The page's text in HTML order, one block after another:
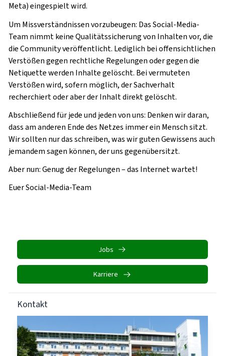
Meta) eingespielt wird.
Um Missverständnissen vorzubeugen: Das Social-Media-
Team nimmt keine Qualitätssicherung von Inhalten vor, die
die Community veröffentlicht. Lediglich bei offensichtlichen
Verstößen gegen rechtliche Regelungen oder gegen die
Netiquette werden Inhalte gelöscht. Bei vermuteten
Verstößen wird, sofern möglich, der Sachverhalt
recherchiert oder aber der Inhalt direkt gelöscht.
Abschließend für jede und jeden von uns: Denken wir daran,
dass am anderen Ende des Netzes immer ein Mensch sitzt.
Wir sollten nur das schreiben, was wir guten Gewissens auch
jemandem sagen können, der uns gegenübersitzt.
Aber nun: Genug der Regelungen – das Internet wartet!
Euer Social-Media-Team
Jobs
Karriere
Kontakt